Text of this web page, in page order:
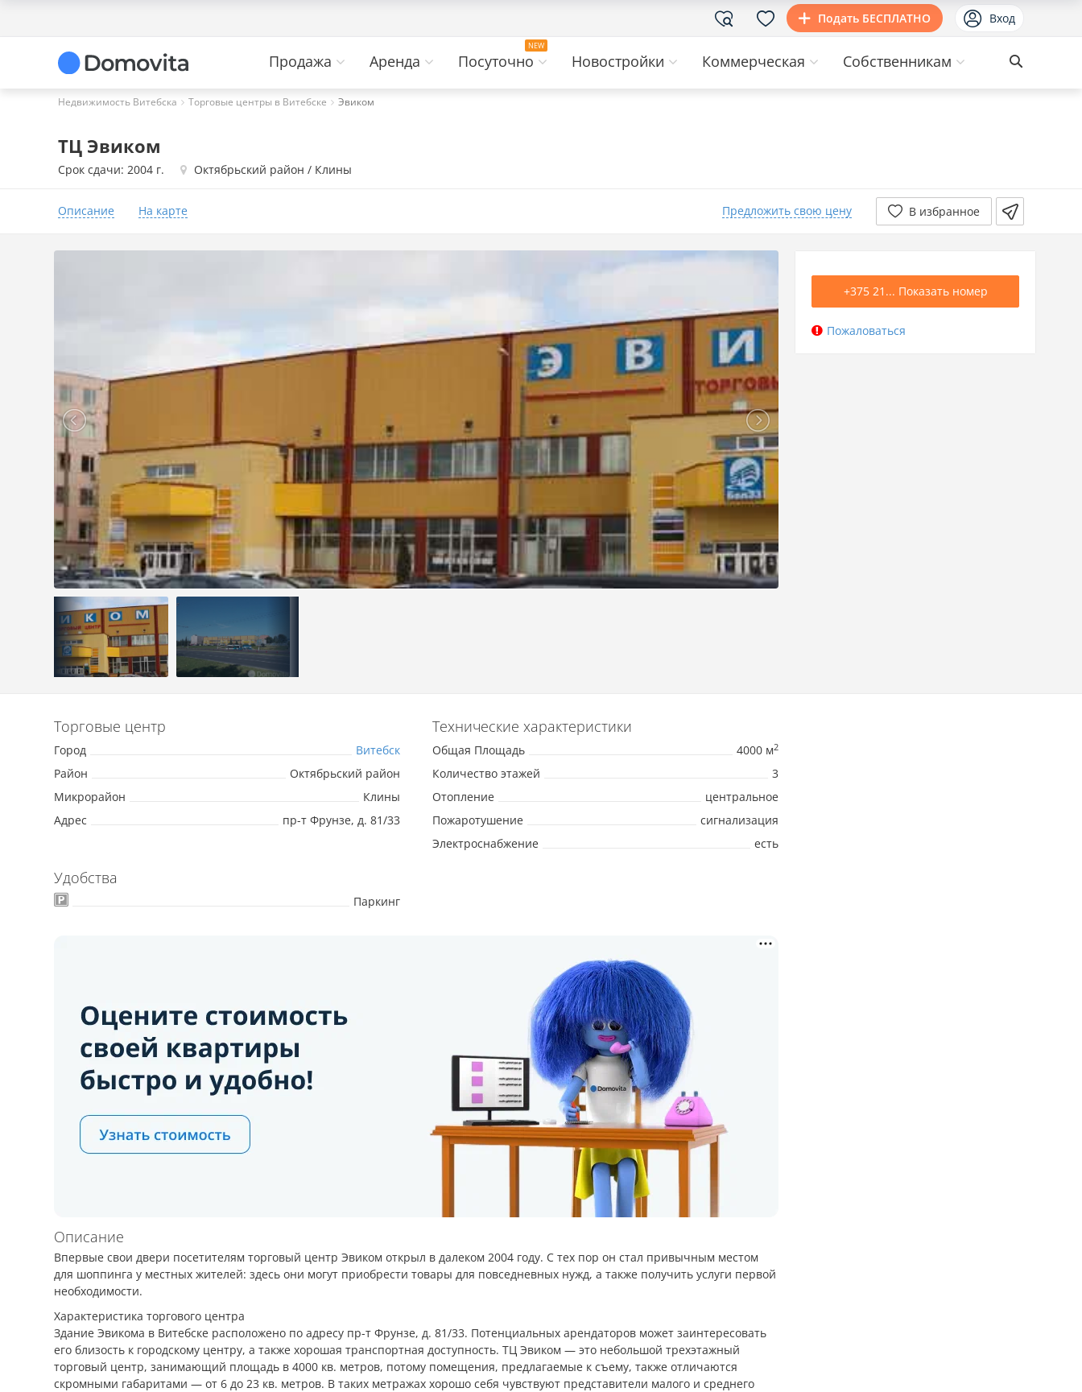
Подать БЕСПЛАТНО Вход
Продажа Аренда Посуточно Новостройки Коммерческая Собственникам
Недвижимость Витебска Торговые центры в Витебске Эвиком
ТЦ Эвиком
Срок сдачи: 2004 г. Октябрьский район / Клины
Описание На карте Предложить свою цену В избранное
+375 21... Показать номер
Пожаловаться
Торговые центр
Город
Витебск
Район
Октябрьский район
Микрорайон
Клины
Адрес
пр-т Фрунзе, д. 81/33
Технические характеристики
Общая Площадь 4000 м2
Количество этажей
3
Отопление
центральное
Пожаротушение
сигнализация
Электроснабжение
есть
Удобства
Паркинг
Описание
Впервые свои двери посетителям торговый центр Эвиком открыл в далеком 2004 году. С тех пор он стал привычным местом
для шоппинга у местных жителей: здесь они могут приобрести товары для повседневных нужд, а также получить услуги первой
необходимости.
Характеристика торгового центра
Здание Эвикома в Витебске расположено по адресу пр-т Фрунзе, д. 81/33. Потенциальных арендаторов может заинтересовать
его близость к городскому центру, а также хорошая транспортная доступность. ТЦ Эвиком — это небольшой трехэтажный
торговый центр, занимающий площадь в 4000 кв. метров, потому помещения, предлагаемые к съему, также отличаются
скромными габаритами — от 6 до 23 кв. метров. В таких метражах хорошо себя чувствуют представители малого и среднего